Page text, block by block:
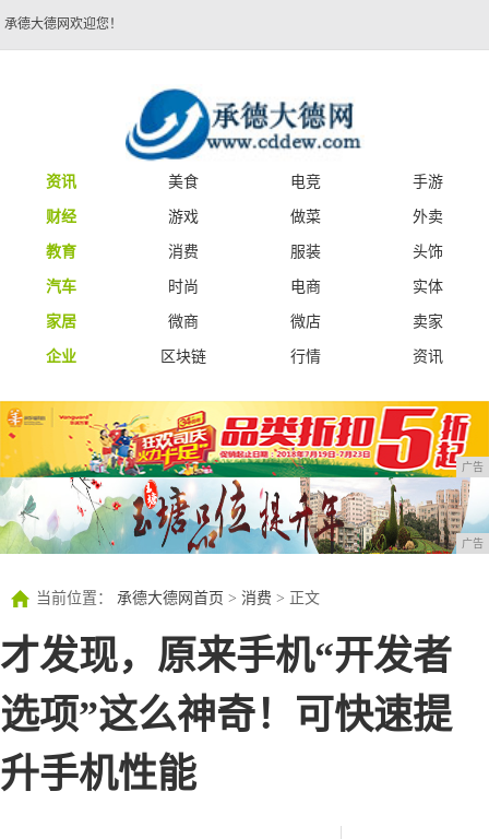
承德大德网欢迎您！
资讯 美食 电竞
手游
财经
游戏 做菜
外卖
教育
消费 服装
头饰
汽车
时尚 电商
实体
家居
微商 微店
卖家
企业
区块链 行情 资讯
广告
广告
当前位置： 承德大德网首页 > 消费 > 正文
才发现，原来手机“开发者
选项”这么神奇！可快速提
升手机性能